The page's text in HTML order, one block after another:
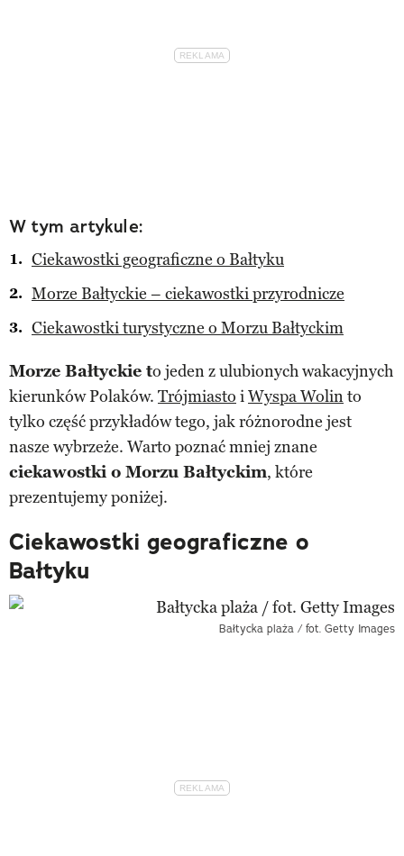
W tym artykule:
Ciekawostki geograficzne o Bałtyku
Morze Bałtyckie – ciekawostki przyrodnicze
Ciekawostki turystyczne o Morzu Bałtyckim
Morze Bałtyckie to jeden z ulubionych wakacyjnych
kierunków Polaków. Trójmiasto iWyspa Wolinto
tylko część przykładów tego, jak różnorodne jest
nasze wybrzeże. Warto poznać mniej znane
ciekawostki o Morzu Bałtyckim, które
prezentujemy poniżej.
Ciekawostki geograficzne o
Bałtyku
Bałtycka plaża / fot. Getty Images